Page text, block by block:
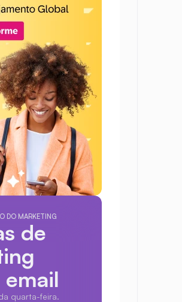
DO MARKETING
de
email
quarta-feira.